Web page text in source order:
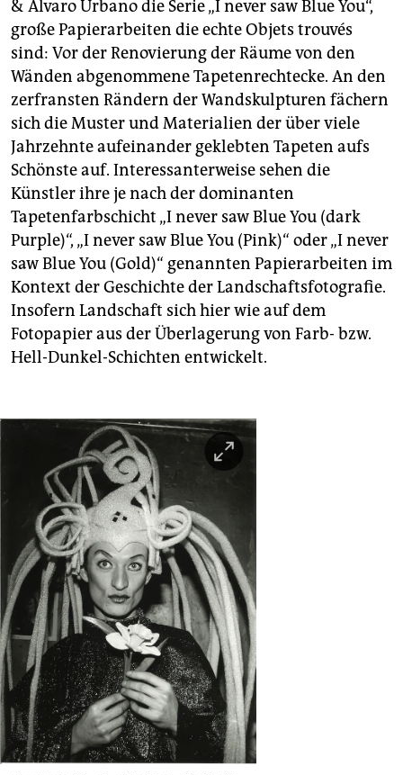
& Alvaro Urbano die Serie „I never saw Blue You“,
große Papierarbeiten die echte Objets trouvés
sind: Vor der Renovierung der Räume von den
Wänden abgenommene Tapetenrechtecke. An den
zerfransten Rändern der Wandskulpturen fächern
sich die Muster und Materialien der über viele
Jahrzehnte aufeinander geklebten Tapeten aufs
Schönste auf. Interessanterweise sehen die
Künstler ihre je nach der dominanten
Tapetenfarbschicht „I never saw Blue You (dark
Purple)“, „I never saw Blue You (Pink)“ oder „I never
saw Blue You (Gold)“ genannten Papierarbeiten im
Kontext der Geschichte der Landschaftsfotografie.
Insofern Landschaft sich hier wie auf dem
Fotopapier aus der Überlagerung von Farb- bzw.
Hell-Dunkel-Schichten entwickelt.